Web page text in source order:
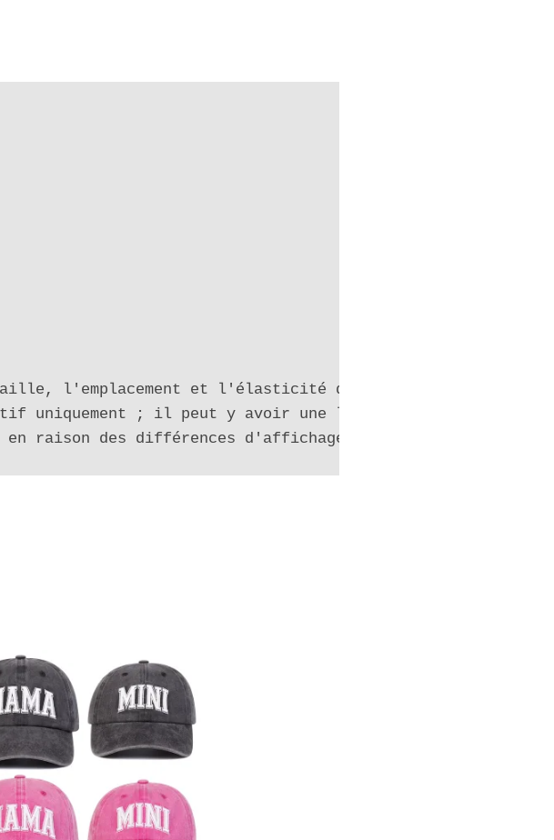
l'emplacement et l'élasticité du tissu.
uniquement ; il peut y avoir une légère différence avec
raison des différences d'affichage des ordinateurs.